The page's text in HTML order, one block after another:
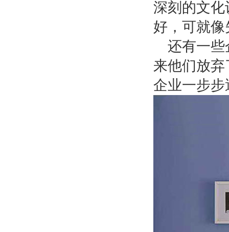
深刻的文
好，可就
还有一些
来他们放
企业一步